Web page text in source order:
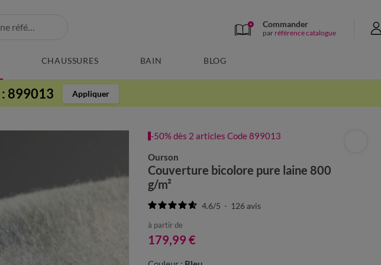
Commander
par référence catalogue
CHAUSSURES BAIN BLOG
: 899013 Appliquer
-50% dès 2 articles Code 899013
Ourson
Couverture bicolore pure laine 800
g/m²
4.6/5 - 126avis
à partir de
179,99 €